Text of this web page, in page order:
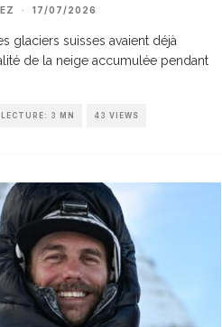
· 17/07/2026
glaciers suisses avaient déjà
de la neige accumulée pendant
3 MN 43 VIEWS